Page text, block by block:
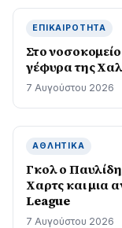
ΕΠΙΚΑΙΡΌΤΗΤΑ
Στο
γέφυρα της
7 Αυγούστου 2026
ΑΘΛΗΤΙΚΆ
Γκολ ο
Χαρτς και μια
League
7 Αυγούστου 2026